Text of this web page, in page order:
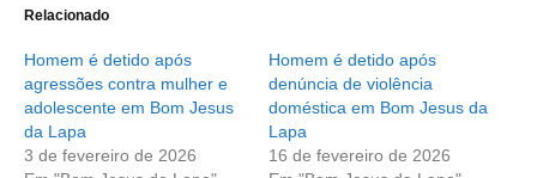
Relacionado
Homem é detido após
agressões contra mulher e
adolescente em Bom Jesus
da Lapa
3 de fevereiro de 2026
Homem é detido após
denúncia de violência
doméstica em Bom Jesus da
Lapa
16 de fevereiro de 2026